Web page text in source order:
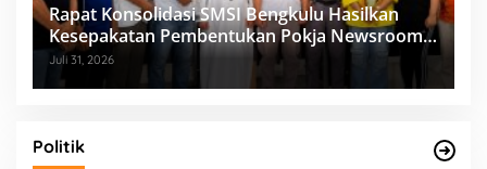
Rapat Konsolidasi SMSI Bengkulu Hasilkan
Kesepakatan Pembentukan Pokja Newsroom
Kolaboratif
Juli 31, 2026
Politik